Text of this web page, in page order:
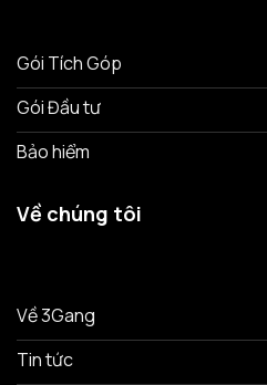
Gói Tích Góp
Gói Đầu tư
Bảo hiểm
Về chúng tôi
Về 3Gang
Tin tức